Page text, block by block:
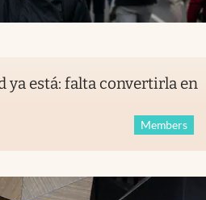
ya está: falta convertirla en
Members